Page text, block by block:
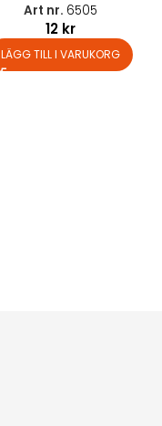
Art nr. 6505
12 kr
LÄGG TILL I VARUKORG